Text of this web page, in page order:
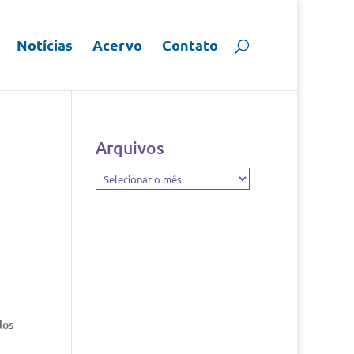
Notícias Acervo Contato
Arquivos
Arquivos